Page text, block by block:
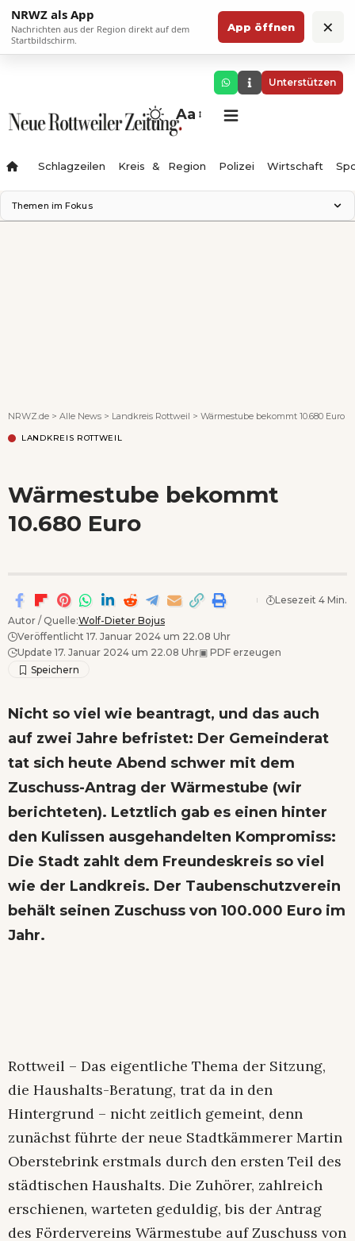
NRWZ als App
Nachrichten aus der Region direkt auf dem
Startbildschirm.
App öffnen ×
Unterstützen
Aa
Schlagzeilen Kreis & Region Polizei Wirtschaft
Themen im Fokus
NRWZ.de > Alle News > Landkreis Rottweil > Wärmestube bekommt 10.680 Euro
LANDKREIS ROTTWEIL
Wärmestube bekommt
10.680 Euro
Autor / Quelle:Wolf-Dieter Bojus
Veröffentlicht 17. Januar 2024 um 22.08 Uhr
Update 17. Januar 2024 um 22.08 Uhr▣ PDF erzeugen
Lesezeit 4 Min.
Nicht so viel wie beantragt, und das auch
auf zwei Jahre befristet: Der Gemeinderat
tat sich heute Abend schwer mit dem
Zuschuss-Antrag der Wärmestube (wir
berichteten). Letztlich gab es einen hinter
den Kulissen ausgehandelten Kompromiss:
Die Stadt zahlt dem Freundeskreis so viel
wie der Landkreis. Der Taubenschutzverein
behält seinen Zuschuss von 100.000 Euro im
Jahr.
Rottweil – Das eigentliche Thema der Sitzung,
die Haushalts-Beratung, trat da in den
Hintergrund – nicht zeitlich gemeint, denn
zunächst führte der neue Stadtkämmerer Martin
Oberstebrink erstmals durch den ersten Teil des
städtischen Haushalts. Die Zuhörer, zahlreich
erschienen, warteten geduldig, bis der Antrag
des Fördervereins Wärmestube auf Zuschuss von